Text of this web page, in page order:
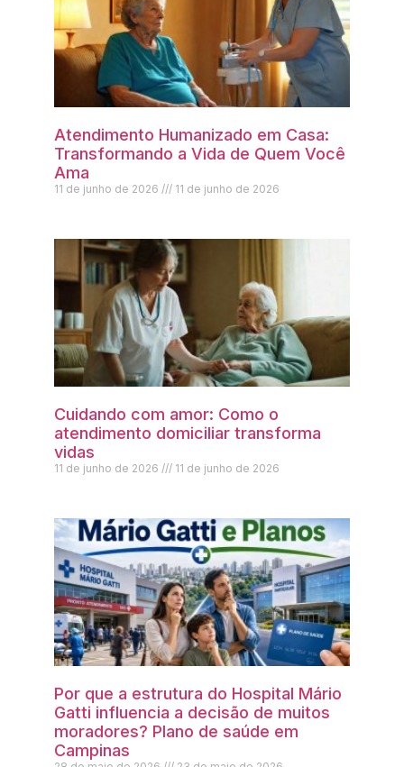
Atendimento Humanizado em Casa:
Transformando a Vida de Quem Você
Ama
11 de junho de 2026 11 de junho de 2026
Cuidando com amor: Como o
atendimento domiciliar transforma
vidas
11 de junho de 2026 11 de junho de 2026
Por que a estrutura do Hospital Mário
Gatti influencia a decisão de muitos
moradores? Plano de saúde em
Campinas